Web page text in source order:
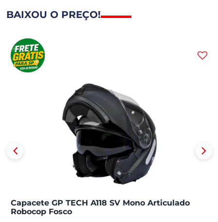
BAIXOU O PREÇO!
Capacete GP TECH A118 SV Mono Articulado
Robocop Fosco